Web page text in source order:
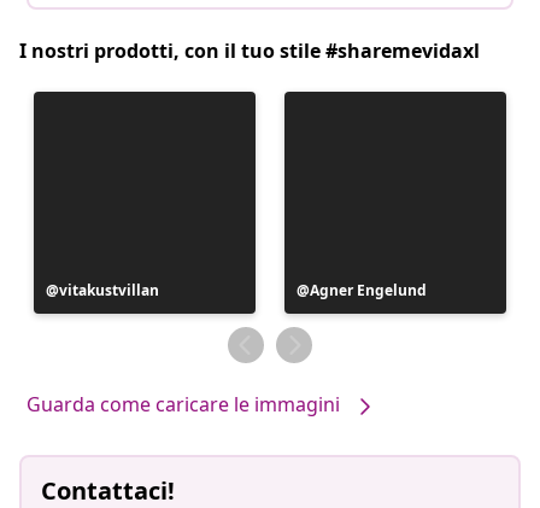
I nostri prodotti, con il tuo stile #sharemevidaxl
Post
pubblicato
vitakustvillan
Post
pubblicato
da
Agner Engelund
Guarda come caricare le immagini
Contattaci!